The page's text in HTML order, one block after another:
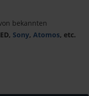
bekannten
Sony, Atomos, etc.